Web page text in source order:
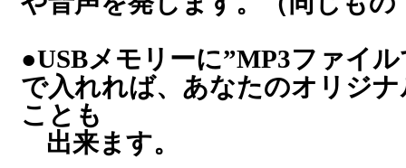
●USBメモリーに”MP3ファイ
で入れれば、あなたのオリジ
ことも
出来ます。